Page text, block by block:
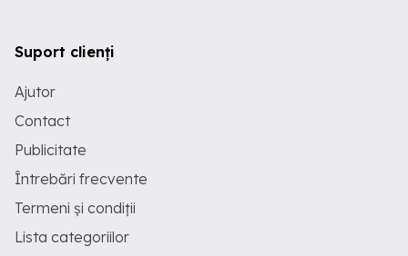
Suport clienți
Ajutor
Contact
Publicitate
Întrebări frecvente
Termeni și condiții
Lista categoriilor